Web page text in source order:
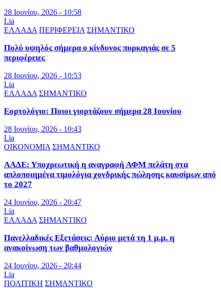
28 Ιουνίου, 2026 - 10:58
Lia
ΕΛΛΑΔΑ ΠΕΡΙΦΕΡΕΙΑ ΣΗΜΑΝΤΙΚΟ
Πολύ υψηλός σήμερα ο κίνδυνος πυρκαγιάς σε 5
περιφέρειες
28 Ιουνίου, 2026 - 10:53
Lia
ΕΛΛΑΔΑ ΣΗΜΑΝΤΙΚΟ
Εορτολόγιο: Ποιοι γιορτάζουν σήμερα 28 Ιουνίου
28 Ιουνίου, 2026 - 10:43
Lia
ΟΙΚΟΝΟΜΙΑ ΣΗΜΑΝΤΙΚΟ
ΑΑΔΕ: Υποχρεωτική η αναγραφή ΑΦΜ πελάτη στα
απλοποιημένα τιμολόγια χονδρικής πώλησης καυσίμων από
το 2027
24 Ιουνίου, 2026 - 20:47
Lia
ΕΛΛΑΔΑ ΣΗΜΑΝΤΙΚΟ
Πανελλαδικές Εξετάσεις: Αύριο μετά τη 1 μ.μ. η
ανακοίνωση των βαθμολογιών
24 Ιουνίου, 2026 - 20:44
Lia
ΠΟΛΙΤΙΚΗ ΣΗΜΑΝΤΙΚΟ